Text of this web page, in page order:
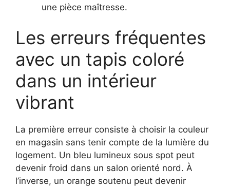
une pièce maîtresse.
Les erreurs fréquentes
avec un tapis coloré
dans un intérieur
vibrant
La première erreur consiste à choisir la couleur
en magasin sans tenir compte de la lumière du
logement. Un bleu lumineux sous spot peut
devenir froid dans un salon orienté nord. À
l’inverse, un orange soutenu peut devenir